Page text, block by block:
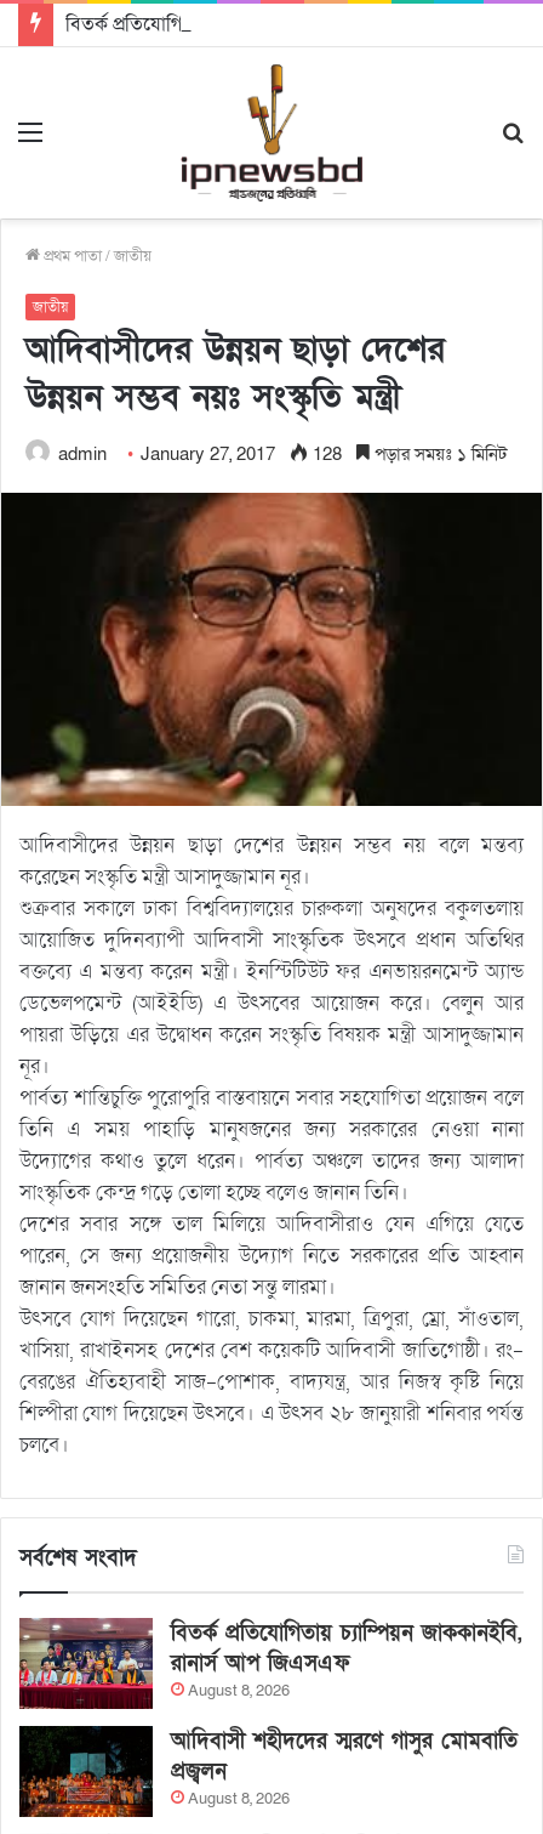
প্রথম পাতা/জাতীয়
জাতীয়
আদিবাসীদের উন্নয়ন ছাড়া দেশের
উন্নয়ন সম্ভব নয়ঃ সংস্কৃতি মন্ত্রী
admin January 27, 2017 128 পড়ার সময়ঃ ১ মিনিট
আদিবাসীদের উন্নয়ন ছাড়া দেশের উন্নয়ন সম্ভব নয় বলে মন্তব্য
করেছেন সংস্কৃতি মন্ত্রী আসাদুজ্জামান নূর।
শুক্রবার সকালে ঢাকা বিশ্ববিদ্যালয়ের চারুকলা অনুষদের বকুলতলায়
আয়োজিত দুদিনব্যাপী আদিবাসী সাংস্কৃতিক উৎসবে প্রধান অতিথির
বক্তব্যে এ মন্তব্য করেন মন্ত্রী। ইনস্টিটিউট ফর এনভায়রনমেন্ট অ্যান্ড
ডেভেলপমেন্ট (আইইডি) এ উৎসবের আয়োজন করে। বেলুন আর
পায়রা উড়িয়ে এর উদ্বোধন করেন সংস্কৃতি বিষয়ক মন্ত্রী আসাদুজ্জামান
নূর।
পার্বত্য শান্তিচুক্তি পুরোপুরি বাস্তবায়নে সবার সহযোগিতা প্রয়োজন বলে
তিনি এ সময় পাহাড়ি মানুষজনের জন্য সরকারের নেওয়া নানা
উদ্যোগের কথাও তুলে ধরেন। পার্বত্য অঞ্চলে তাদের জন্য আলাদা
সাংস্কৃতিক কেন্দ্র গড়ে তোলা হচ্ছে বলেও জানান তিনি।
দেশের সবার সঙ্গে তাল মিলিয়ে আদিবাসীরাও যেন এগিয়ে যেতে
পারেন, সে জন্য প্রয়োজনীয় উদ্যোগ নিতে সরকারের প্রতি আহ্বান
জানান জনসংহতি সমিতির নেতা সন্তু লারমা।
উৎসবে যোগ দিয়েছেন গারো, চাকমা, মারমা, ত্রিপুরা, ম্রো, সাঁওতাল,
খাসিয়া, রাখাইনসহ দেশের বেশ কয়েকটি আদিবাসী জাতিগোষ্ঠী। রং-
বেরঙের ঐতিহ্যবাহী সাজ-পোশাক, বাদ্যযন্ত্র, আর নিজস্ব কৃষ্টি নিয়ে
শিল্পীরা যোগ দিয়েছেন উৎসবে। এ উৎসব ২৮ জানুয়ারী শনিবার পর্যন্ত
চলবে।
সর্বশেষ সংবাদ
বিতর্ক প্রতিযোগিতায় চ্যাম্পিয়ন জাককানইবি,
রানার্স আপ জিএসএফ
August 8, 2026
আদিবাসী শহীদদের স্মরণে গাসুর মোমবাতি
প্রজ্বলন
August 8, 2026